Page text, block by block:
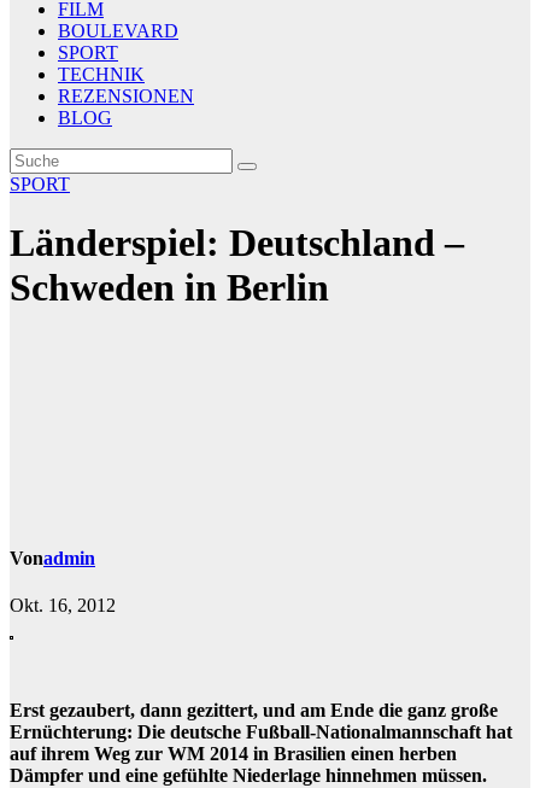
FILM
BOULEVARD
SPORT
TECHNIK
REZENSIONEN
BLOG
SPORT
Länderspiel: Deutschland –
Schweden in Berlin
Vonadmin
Okt. 16, 2012
Erst gezaubert, dann gezittert, und am Ende die ganz große
Ernüchterung: Die deutsche Fußball-Nationalmannschaft hat
auf ihrem Weg zur WM 2014 in Brasilien einen herben
Dämpfer und eine gefühlte Niederlage hinnehmen müssen.